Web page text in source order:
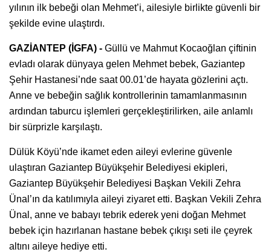
yılının ilk bebeği olan Mehmet’i, ailesiyle birlikte güvenli bir
şekilde evine ulaştırdı.
GAZİANTEP (İGFA) - Güllü ve Mahmut Kocaoğlan çiftinin
evladı olarak dünyaya gelen Mehmet bebek, Gaziantep
Şehir Hastanesi’nde saat 00.01’de hayata gözlerini açtı.
Anne ve bebeğin sağlık kontrollerinin tamamlanmasının
ardından taburcu işlemleri gerçekleştirilirken, aile anlamlı
bir sürprizle karşılaştı.
Dülük Köyü’nde ikamet eden aileyi evlerine güvenle
ulaştıran Gaziantep Büyükşehir Belediyesi ekipleri,
Gaziantep Büyükşehir Belediyesi Başkan Vekili Zehra
Ünal’ın da katılımıyla aileyi ziyaret etti. Başkan Vekili Zehra
Ünal, anne ve babayı tebrik ederek yeni doğan Mehmet
bebek için hazırlanan hastane bebek çıkışı seti ile çeyrek
altını aileye hediye etti.